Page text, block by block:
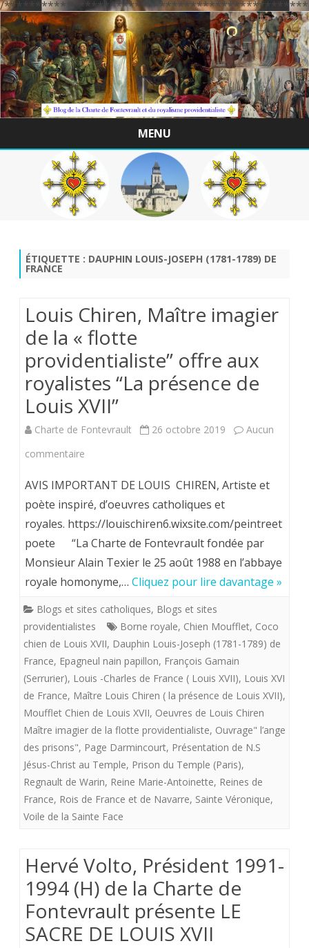
/
MENU
Skip
to
content
ÉTIQUETTE : DAUPHIN LOUIS-JOSEPH (1781-1789) DE
FRANCE
Louis Chiren, Maître imagier
de la « flotte
providentialiste” offre aux
royalistes “La présence de
Louis XVII”
Charte de Fontevrault 26 octobre 2019
Aucun
commentaire
Chiren,
Maître
imagier
«
flotte
providentialiste”
offre
aux
royalistes
“La
de
XVII”
AVIS IMPORTANT DE LOUIS CHIREN, Artiste et
poète inspiré, d’oeuvres catholiques et
royales. https://louischiren6.wixsite.com/peintreet
poete “La Charte de Fontevrault fondée par
Monsieur Alain Texier le 25 août 1988 en l’abbaye
royale homonyme,… Cliquez pour lire davantage »
Blogs et sites catholiques, Blogs et sites
providentialistes
Borne royale, Chien Moufflet, Coco
chien de Louis XVII, Dauphin Louis-Joseph (1781-1789) de
France, Epagneul nain papillon, François Gamain
(Serrurier), Louis -Charles de France ( Louis XVII), Louis XVI
de France, Maître Louis Chiren ( la présence de Louis XVII),
Moufflet Chien de Louis XVII, Oeuvres de Louis Chiren
Maître imagier de la flotte providentialiste, Ouvrage" l’ange
des prisons", Page Darmincourt, Présentation de N.S
Jésus-Christ au Temple, Prison du Temple (Paris),
Regnault de Warin, Reine Marie-Antoinette, Reines de
France, Rois de France et de Navarre, Sainte Véronique,
Voile de la Sainte Face
Hervé Volto, Président 1991-
1994 (H) de la Charte de
Fontevrault présente LE
SACRE DE LOUIS XVII